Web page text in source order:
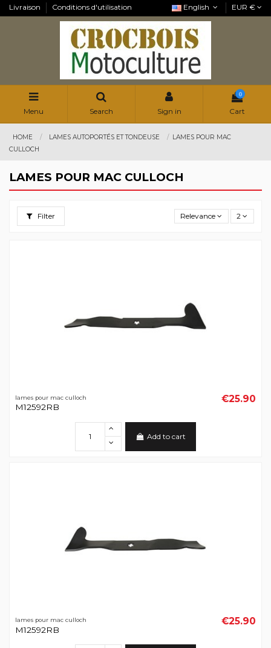
Livraison Conditions d'utilisation English EUR €
Menu Search Sign in
0
Cart
HOME LAMES AUTOPORTÉS ET TONDEUSE
LAMES POUR MAC
CULLOCH
LAMES POUR MAC CULLOCH
Filter Relevance 2
lames pour mac culloch
M12592RB
€25.90
Add to cart
lames pour mac culloch
M12592RB
€25.90